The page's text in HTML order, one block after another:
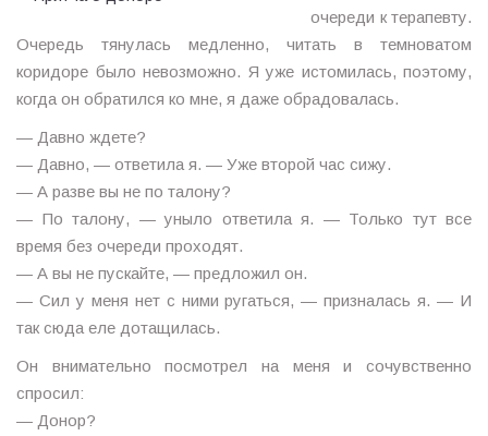
очереди к терапевту.
Очередь тянулась медленно, читать в темноватом
коридоре было невозможно. Я уже истомилась, поэтому,
когда он обратился ко мне, я даже обрадовалась.
— Давно ждете?
— Давно, — ответила я. — Уже второй час сижу.
— А разве вы не по талону?
— По талону, — уныло ответила я. — Только тут все
время без очереди проходят.
— А вы не пускайте, — предложил он.
— Сил у меня нет с ними ругаться, — призналась я. — И
так сюда еле дотащилась.
Он внимательно посмотрел на меня и сочувственно
спросил:
— Донор?